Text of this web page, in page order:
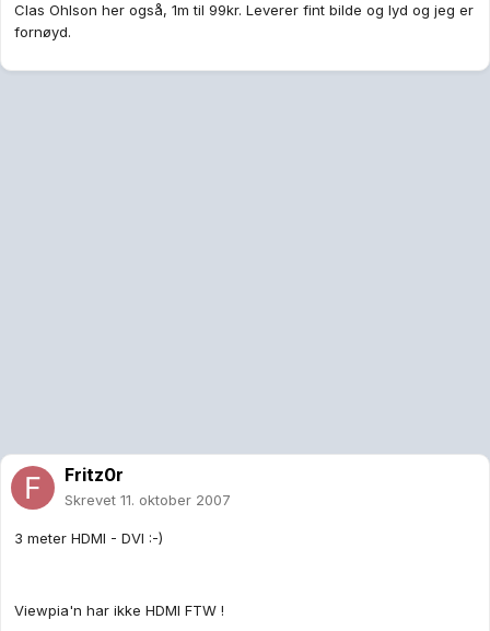
Clas Ohlson her også, 1m til 99kr. Leverer fint bilde og lyd og jeg er
fornøyd.
Fritz0r
Skrevet 11. oktober 2007
3 meter HDMI - DVI :-)
Viewpia'n har ikke HDMI FTW !